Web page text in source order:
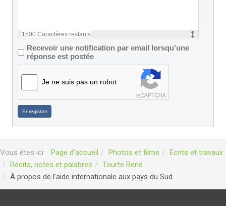
1500 Caractères restants
Recevoir une notification par email lorsqu’une
réponse est postée
Je ne suis pas un robot
Enregistrer
Vous êtes ici : Page d'accueil Photos et films
Ecrits et travaux
Récits, notes et palabres
Tourte René
À propos de l’aide internationale aux pays du Sud